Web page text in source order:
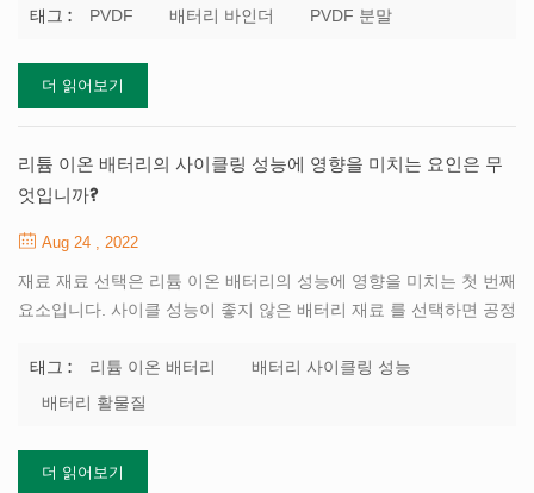
소성 불소 중합체,는 반 -결정성 불소수지. 기계적 강도가 우수하기
원 공급 장치의 양극 및 음극의 중요한 부분입니다, 전극의 성능은
물론 전체 배터리.까지도 가지고 있습니다. 배터리 용량에 큰 영향,
태그 : PVDF 배터리 바인더 PVDF 분말
더 읽어보기
리튬 이온 배터리의 사이클링 성능에 영향을 미치는 요인은 무
엇입니까?
Aug 24 , 2022
재료 재료 선택은 리튬 이온 배터리의 성능에 영향을 미치는 첫 번째
요소입니다. 사이클 성능이 좋지 않은 배터리 재료 를 선택하면 공정
니다. 그리고 더 좋은 재료를 사용하면 후속 생산 과정에서 약간의
문제가 있더라도 사이클 성능이 나쁘지 않을 수 있습니다. 물질적 관
이 더 나쁜 양극과 음극에 따라 달라집니다. 재료주기 성능이 좋지
않은 경우. 한편, 주기 동안 결정 구조가 너무 빨리 변하여 리튬 이온
태그 : 리튬 이온 배터리
배터리 사이클링 성능
배터리 활물질
더 읽어보기